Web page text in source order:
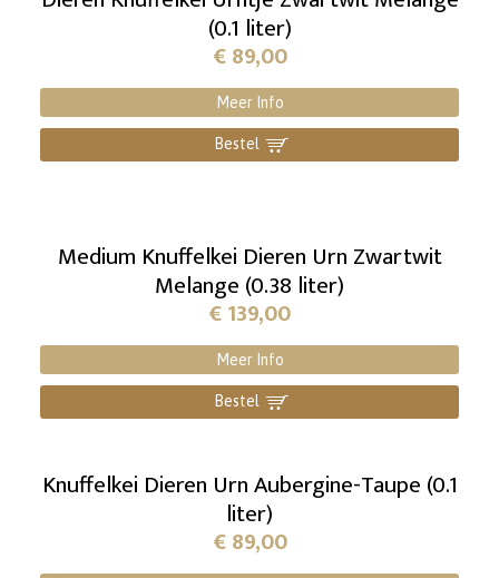
(0.1 liter)
€89,00
Meer Info
Bestel ]
Medium Knuffelkei Dieren Urn Zwartwit
Melange (0.38 liter)
€139,00
Meer Info
Bestel ]
Knuffelkei Dieren Urn Aubergine-Taupe (0.1
liter)
€89,00